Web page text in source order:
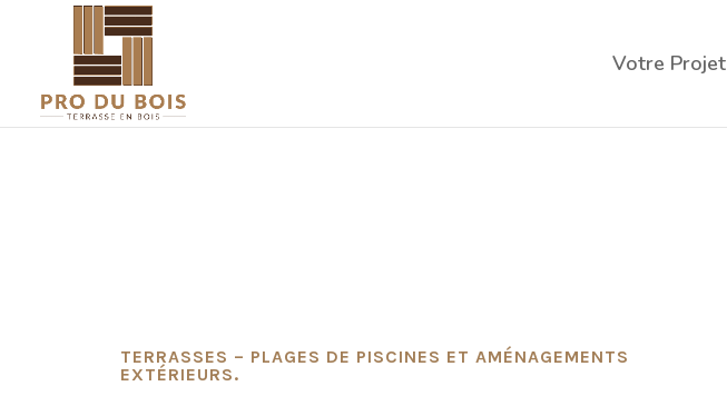
Votre Projet
TERRASSES – PLAGES DE PISCINES ET AMÉNAGEMENTS
EXTÉRIEURS.